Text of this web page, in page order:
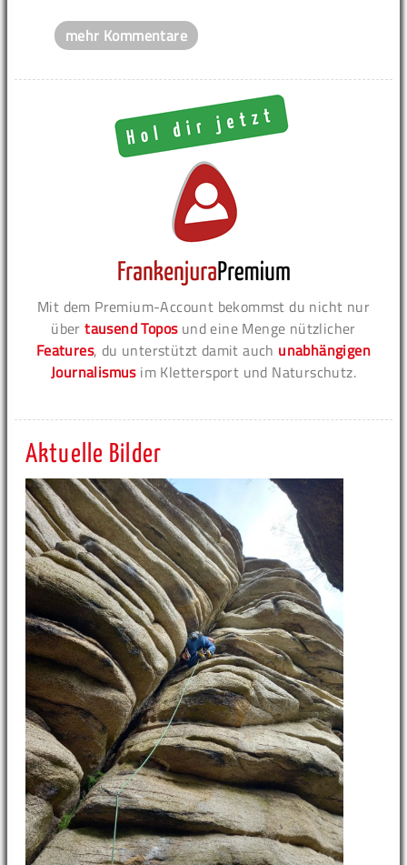
mehr Kommentare
Mit dem Premium-Account bekommst du nicht nur
übertausend Toposund eine Menge nützlicher
Features, du unterstützt damit auch unabhängigen
Journalismusim Klettersport und Naturschutz.
Aktuelle Bilder